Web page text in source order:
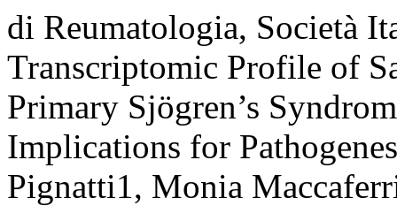
di Reumatologia, Società
Transcriptomic Profile of
Primary Sjögren’s
Implications for
Pignatti1, Monia